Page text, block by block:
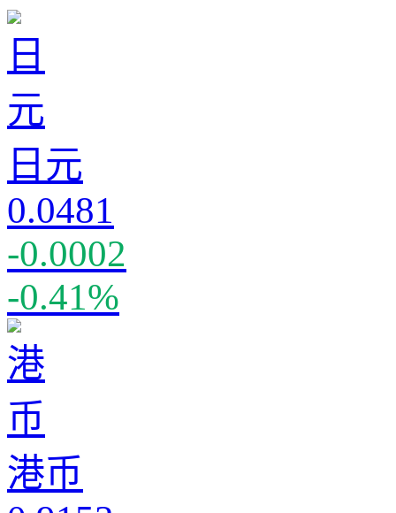
日元
0.0481
-0.0002
-0.41%
港币